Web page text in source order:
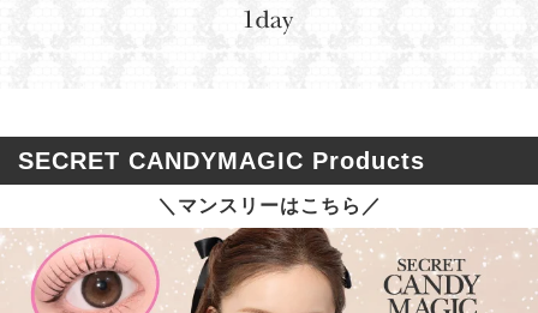
SECRET CANDYMAGIC Products
＼マンスリーはこちら／